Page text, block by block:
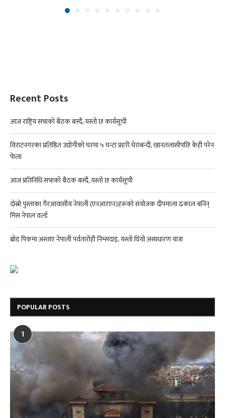
Recent Posts
आज राष्ट्रिय सभाको बैठक बस्दै, यस्तो छ कार्यसूची
विराटनगरका प्रतिष्ठित उद्योगीको घरमा ५ घन्टा प्रहरी घेराबन्दी, खानतलासीपछि केही परेन
फेला
आज प्रतिनिधि सभाको बैठक बस्दै, यस्तो छ कार्यसूची
दोस्रो पुस्ताका गैरआवासीय नेपाली (एनआरएन)हरूको संयोजक दीपमाला ढकाल बनिन्
मिस नेपाल वर्ल्ड
ब्रोड पिकमा अस्ताए नेपाली पर्वतारोही निम्सदाइ, यस्तो थियो असाधारण यात्रा
POPULAR POSTS
1